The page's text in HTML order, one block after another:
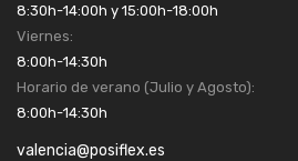
8:30h-14:00h y 15:00h-18:00h
Viernes:
8:00h-14:30h
Horario de verano (Julio y Agosto):
8:00h-14:30h
valencia@posiflex.es